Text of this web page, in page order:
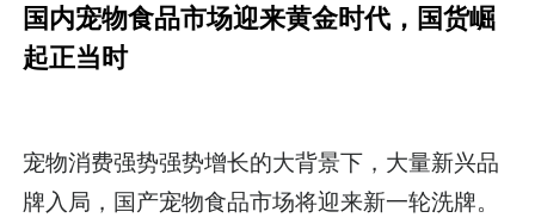
国内宠物食品市场迎来黄金时代，国货崛
起正当时
宠物消费强势强势增长的大背景下，大量新兴品
牌入局，国产宠物食品市场将迎来新一轮洗牌。